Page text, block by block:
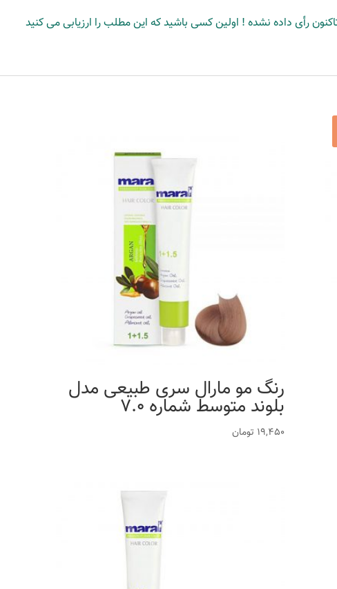
رأی داده نشده ! اولین کسی باشید که این مطلب را ارزیابی می کنید
رنگ مو مارال سری طبیعی مدل
بلوند متوسط شماره 7.0
19,450 تومان